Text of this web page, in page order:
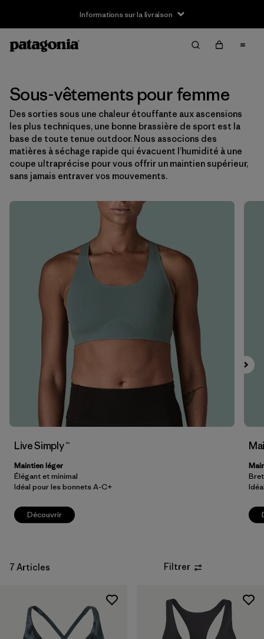
Informations sur la livraison
Filtrer par
Taille
XS (6)
S (6)
M (6)
Filtrer par
Filtrer par
Caractéristiques
Sous-vêtements pour femme
Des sorties sous une chaleur étouffante aux ascensions
les plus techniques, une bonne brassière de sport est la
base de toute tenue outdoor. Nous associons des
matières à séchage rapide qui évacuent l’humidité à une
coupe ultraprécise pour vous offrir un maintien supérieur,
sans jamais entraver vos mouvements.
Live Simply ™
Maintien léger
Élégant et minimal
Idéal pour les bonnets A-C+
Découvrir
7 Articles Filtrer